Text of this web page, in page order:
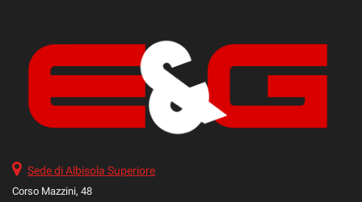
Sede di Albisola Superiore
Corso Mazzini, 48